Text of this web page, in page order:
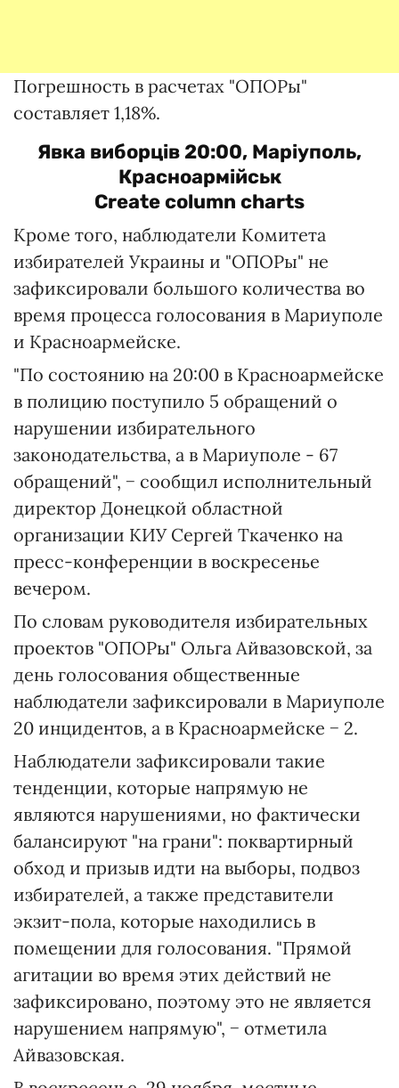
Погрешность в расчетах "ОПОРы"
составляет 1,18%.
Явка виборців 20:00, Маріуполь,
Красноармійськ
Create column charts
Кроме того, наблюдатели Комитета
избирателей Украины и "ОПОРы" не
зафиксировали большого количества во
время процесса голосования в Мариуполе
и Красноармейске.
"По состоянию на 20:00 в Красноармейске
в полицию поступило 5 обращений о
нарушении избирательного
законодательства, а в Мариуполе - 67
обращений", − сообщил исполнительный
директор Донецкой областной
организации КИУ Сергей Ткаченко на
пресс-конференции в воскресенье
вечером.
По словам руководителя избирательных
проектов "ОПОРы" Ольга Айвазовской, за
день голосования общественные
наблюдатели зафиксировали в Мариуполе
20 инцидентов, а в Красноармейске − 2.
Наблюдатели зафиксировали такие
тенденции, которые напрямую не
являются нарушениями, но фактически
балансируют "на грани": поквартирный
обход и призыв идти на выборы, подвоз
избирателей, а также представители
экзит-пола, которые находились в
помещении для голосования. "Прямой
агитации во время этих действий не
зафиксировано, поэтому это не является
нарушением напрямую", − отметила
Айвазовская.